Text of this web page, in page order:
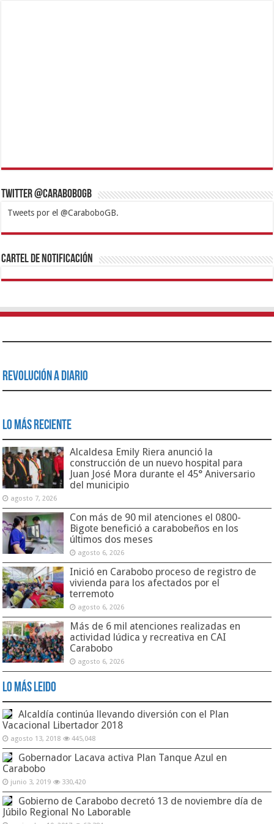
Twitter @CaraboboGB
Tweets por el @CaraboboGB.
1xbetBetturkeyBetistKralbetSupertotobetTipobetMatadorbetMariobet
https://mvbcasino.com/
Cartel de Notificación
Revolución a Diario
Lo Más Reciente
Alcaldesa Emily Riera anunció la
construcción de un nuevo hospital para
Juan José Mora durante el 45° Aniversario
del municipio
agosto 7, 2026
Con más de 90 mil atenciones el 0800-
Bigote benefició a carabobeños en los
últimos dos meses
agosto 6, 2026
Inició en Carabobo proceso de registro de
vivienda para los afectados por el
terremoto
agosto 6, 2026
Más de 6 mil atenciones realizadas en
actividad lúdica y recreativa en CAI
Carabobo
agosto 6, 2026
Lo Más Leido
Alcaldía continúa llevando diversión con el Plan
Vacacional Libertador 2018
agosto 13, 2018 445,048
Gobernador Lacava activa Plan Tanque Azul en
Carabobo
junio 3, 2019 330,420
Gobierno de Carabobo decretó 13 de noviembre día de
Júbilo Regional No Laborable